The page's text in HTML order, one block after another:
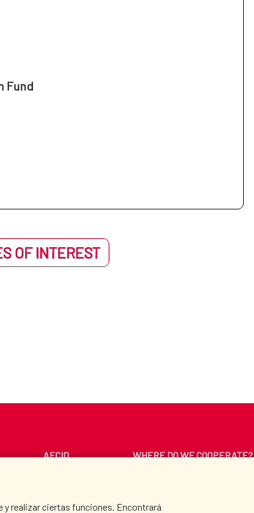
Fund
OF INTEREST
y realizar ciertas funciones. Encontrará
AECID WHERE DO WE COOPERATE?
PRESS ROOM CULTURE AND SCIENCE